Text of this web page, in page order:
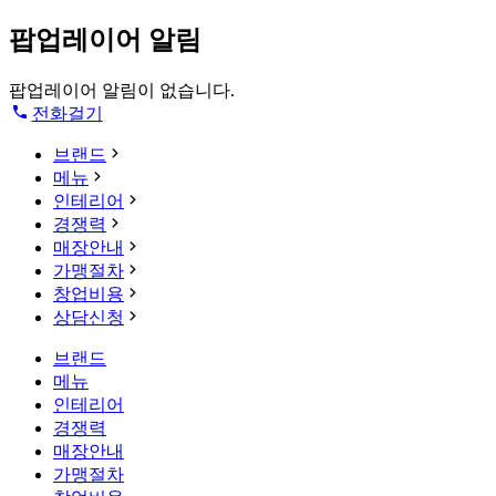
팝업레이어 알림
팝업레이어 알림이 없습니다.
전화걸기
브랜드
메뉴
인테리어
경쟁력
매장안내
가맹절차
창업비용
상담신청
브랜드
메뉴
인테리어
경쟁력
매장안내
가맹절차